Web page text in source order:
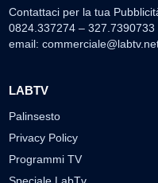
Contattaci per la tua
0824.337274 – 327.7390733
email:
LABTV
Palinsesto
Privacy Policy
Programmi TV